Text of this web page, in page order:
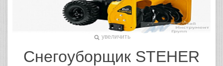
увеличить
Снегоуборщик STEHER